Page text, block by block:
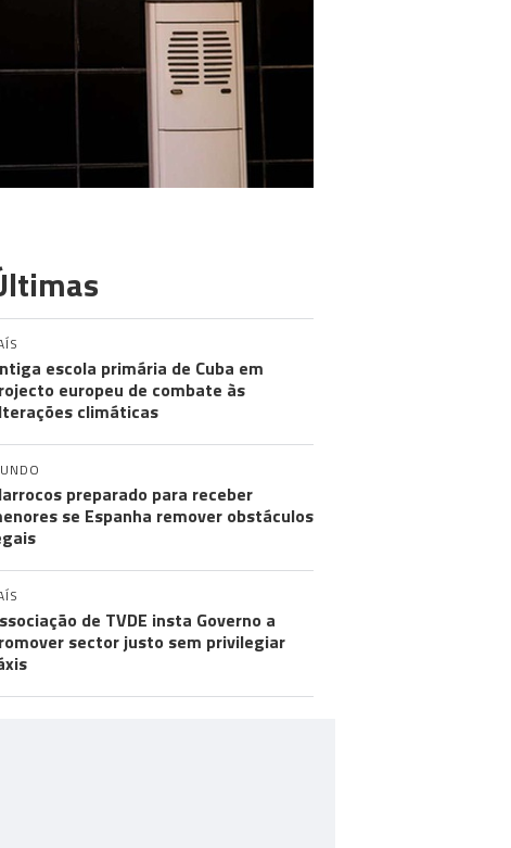
escola primária de Cuba em
europeu de combate às
climáticas
preparado para receber
se Espanha remover obstáculos
de TVDE insta Governo a
sector justo sem privilegiar